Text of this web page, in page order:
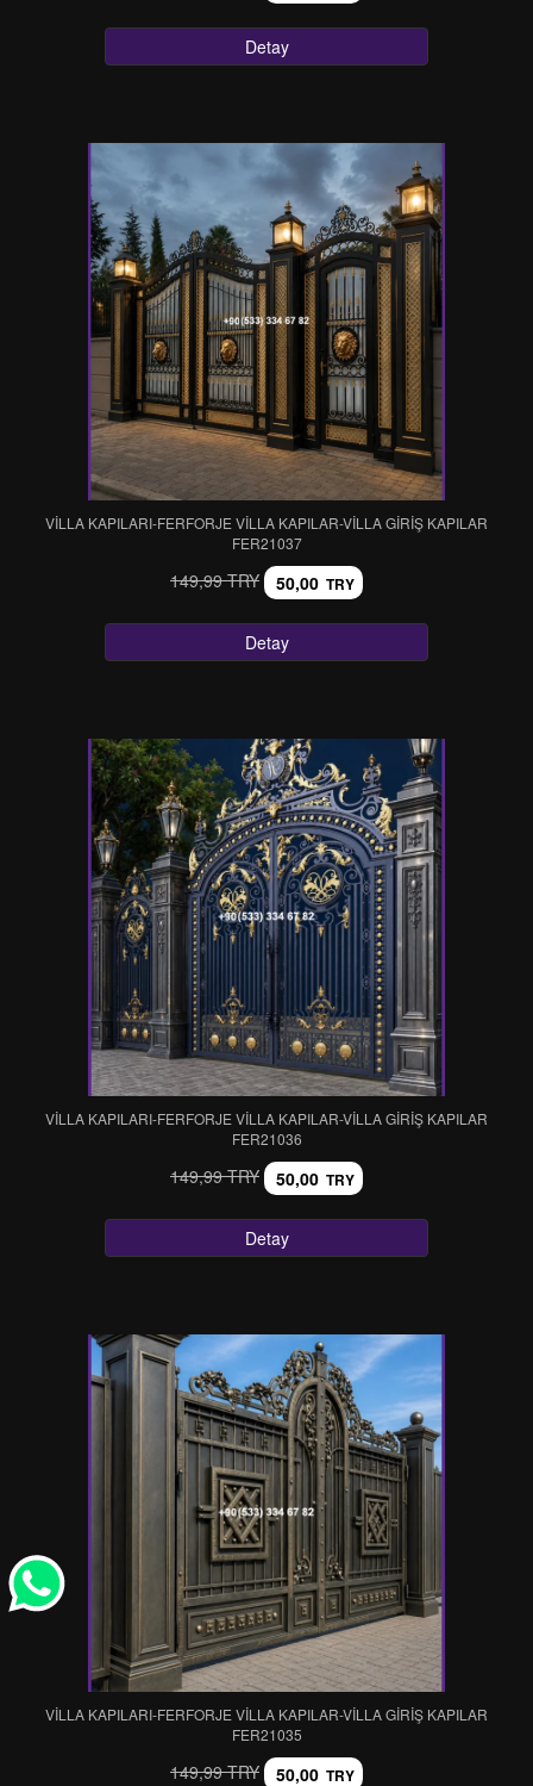
Detay
VİLLA KAPILARI-FERFORJE VİLLA KAPILAR-VİLLA GİRİŞ KAPILAR
FER21037
149,99 TRY 50,00 TRY
Detay
VİLLA KAPILARI-FERFORJE VİLLA KAPILAR-VİLLA GİRİŞ KAPILAR
FER21036
149,99 TRY 50,00 TRY
Detay
VİLLA KAPILARI-FERFORJE VİLLA KAPILAR-VİLLA GİRİŞ KAPILAR
FER21035
149,99 TRY 50,00 TRY